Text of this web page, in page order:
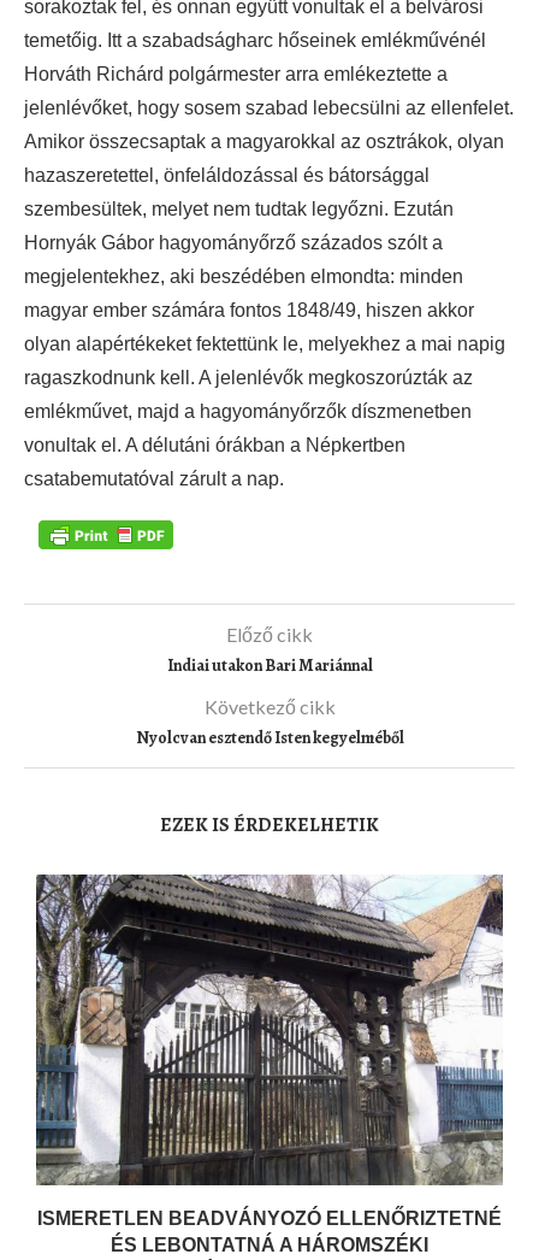
sorakoztak fel, és onnan együtt vonultak el a belvárosi
temetőig. Itt a szabadságharc hőseinek emlékművénél
Horváth Richárd polgármester arra emlékeztette a
jelenlévőket, hogy sosem szabad lebecsülni az ellenfelet.
Amikor összecsaptak a magyarokkal az osztrákok, olyan
hazaszeretettel, önfeláldozással és bátorsággal
szembesültek, melyet nem tudtak legyőzni. Ezután
Hornyák Gábor hagyományőrző százados szólt a
megjelentekhez, aki beszédében elmondta: minden
magyar ember számára fontos 1848/49, hiszen akkor
olyan alapértékeket fektettünk le, melyekhez a mai napig
ragaszkodnunk kell. A jelenlévők megkoszorúzták az
emlékművet, majd a hagyományőrzők díszmenetben
vonultak el. A délutáni órákban a Népkertben
csatabemutatóval zárult a nap.
Előző cikk
Indiai utakon Bari Mariánnal
Következő cikk
Nyolcvan esztendő Isten kegyelméből
EZEK IS ÉRDEKELHETIK
ISMERETLEN BEADVÁNYOZÓ ELLENŐRIZTETNÉ
ÉS LEBONTATNÁ A HÁROMSZÉKI